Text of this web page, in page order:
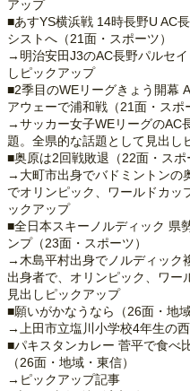
アップ
■あすYS横浜戦 14時長野U AC
シストへ（21面・スポーツ）
→明治安田J3のAC長野パルセ
しピックアップ
■2季目のWEリーグきょう開幕
アウェーで浦和戦（21面・スポ
→サッカー女子WEリーグのAC
題。全県的な話題として見出し
■奥原は2回戦敗退（22面・スポ
→大町市出身でバドミントンの
でオリンピック、ワールドカッ
ックアップ
■全日本スキーノルディック 県
ンプ（23面・スポーツ）
→木島平村出身でノルディック
出身者で、オリンピック、ワー
見出しピックアップ
■願いがかなうなら（26面・地域
→上田市立塩川小学校4年生の
■パキスタンカレー 菅平で食べ
（26面・地域・東信）
→ピックアップ記事